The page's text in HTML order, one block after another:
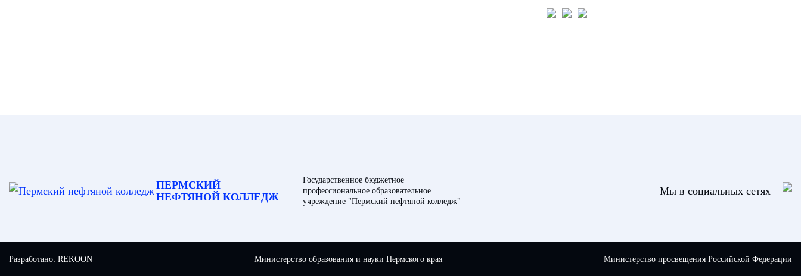
ПЕРМСКИЙ
НЕФТЯНОЙ КОЛЛЕДЖ
Государственное бюджетное
профессиональное образовательное
учреждение "Пермский нефтяной колледж"
Мы в социальных сетях
Разработано: REKOON Министерство образования и науки Пермского края Министерство просвещения Российской Федерации